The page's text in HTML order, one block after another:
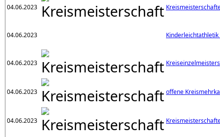
04.06.2023
04.06.2023 Kinderleichtathletik
04.06.2023
04.06.2023 offene
04.06.2023